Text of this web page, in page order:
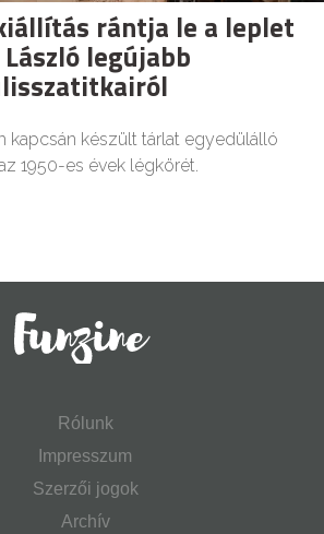
rántja le a leplet
legújabb
kapcsán készült tárlat egyedülálló
1950-es évek légkörét.
Rólunk
Impresszum
Szerzői jogok
Archív